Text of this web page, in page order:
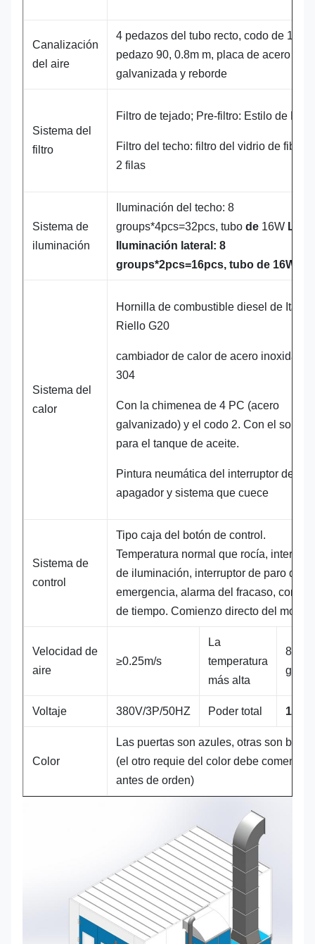
Canalización
del aire
4 pedazos del tubo recto, codo de 1
pedazo 90, 0.8m m, placa de acero
galvanizada y reborde
Sistema del
filtro
Filtro de tejado; Pre-filtro: Estilo de M
Filtro del techo: filtro del vidrio de fibra
2 filas
Sistema de
iluminación
Iluminación del techo: 8
groups*4pcs=32pcs, tubo de 16W LED
Iluminación lateral: 8
groups*2pcs=16pcs, tubo de 16W
Sistema del
calor
Hornilla de combustible diesel de Italia
Riello G20
cambiador de calor de acero inoxidable
304
Con la chimenea de 4 PC (acero
galvanizado) y el codo 2. Con el
para el tanque de aceite.
Pintura neumática del interruptor del
apagador y sistema que cuece
Sistema de
control
Tipo caja del botón de control.
Temperatura normal que rocía,
de iluminación, interruptor de paro de
emergencia, alarma del fracaso,
de tiempo. Comienzo directo del motor.
Velocidad de
aire
≥0.25m/s
La
temperatura
más alta
80
Voltaje 380V/3P/50HZ Poder total
Color
Las puertas son azules, otras son
(el otro requie del color debe comentar
antes de orden)